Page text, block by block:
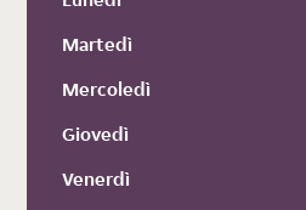
Martedì
Mercoledì
Giovedì
Venerdì